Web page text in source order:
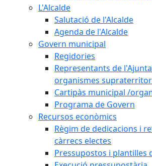
L'Alcalde
Salutació de l'Alcalde
Agenda de l'Alcalde
Govern municipal
Regidories
Representants de
organismes
Cartipàs municipal /
Programa de Govern
Recursos econòmics
Règim de dedicacions i
càrrecs electes
Pressupostos i plantilles